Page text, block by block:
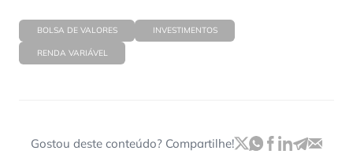
BOLSA DE VALORES INVESTIMENTOS
RENDA VARIÁVEL
Gostou deste conteúdo? Compartilhe!